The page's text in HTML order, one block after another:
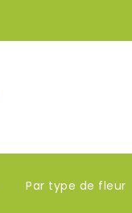
Par type de fleur